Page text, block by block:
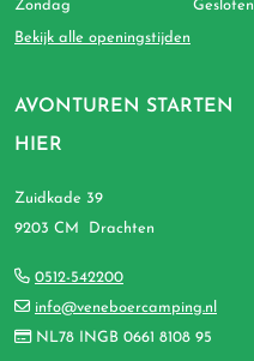
AVONTUREN STARTEN
HIER
Zuidkade 39
9203 CM Drachten
0512-542200
info@veneboercamping.nl
NL78 INGB 0661 8108 95
Zondag
Gesloten
Bekijk alle openingstijden